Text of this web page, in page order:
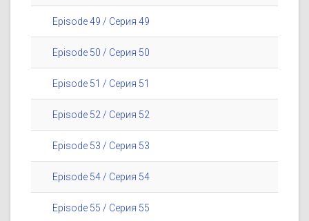
Episode 49 / Серия 49
Episode 50 / Серия 50
Episode 51 / Серия 51
Episode 52 / Серия 52
Episode 53 / Серия 53
Episode 54 / Серия 54
Episode 55 / Серия 55